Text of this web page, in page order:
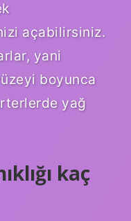
açabilirsiniz.
yani
boyunca
yağ
kaç